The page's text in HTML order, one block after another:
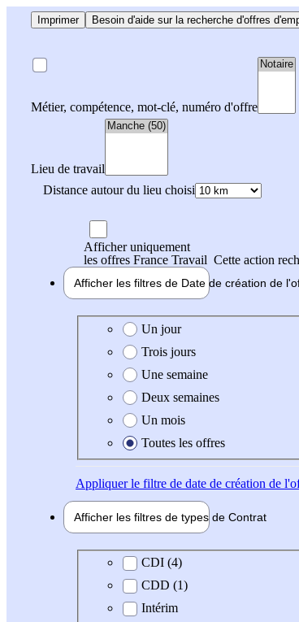
Imprimer Besoin d'aide sur la recherche d'offres
Métier, compétence, mot-clé, numéro d'offre
Lieu de travail
Distance autour du lieu choisi
Afficher uniquement
les offres France Travail Cette action
Afficher les filtres de Date de création de
Date de création de l'offre
Un jour
Trois jours
Une semaine
Deux semaines
Un mois
Toutes les offres
Appliquerle filtre de date de création de
Afficher les filtres de types de Contrat
Type de contrat
CDI (4)
CDD (1)
Intérim